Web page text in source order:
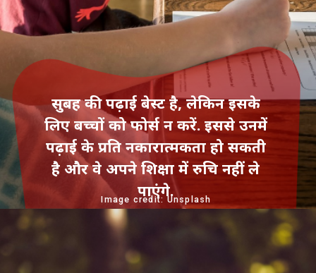
सुबह की पढ़ाई बेस्‍ट है, लेकिन इसके
लिए बच्चों को फोर्स न करें. इससे उनमें
पढ़ाई के प्रति नकारात्मकता हो सकती
है और वे अपने शिक्षा में रुचि नहीं ले
पाएंगे.
Image credit: Unsplash